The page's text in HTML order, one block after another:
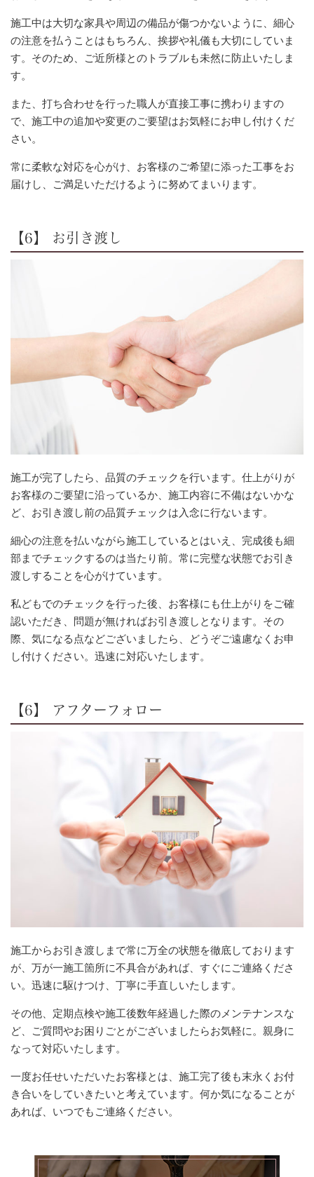
施工中は大切な家具や周辺の備品が傷つかないように、細心
の注意を払うことはもちろん、挨拶や礼儀も大切にしていま
す。そのため、ご近所様とのトラブルも未然に防止いたしま
す。
また、打ち合わせを行った職人が直接工事に携わりますの
で、施工中の追加や変更のご要望はお気軽にお申し付けくだ
さい。
常に柔軟な対応を心がけ、お客様のご希望に添った工事をお
届けし、ご満足いただけるように努めてまいります。
【6】 お引き渡し
施工が完了したら、品質のチェックを行います。仕上がりが
お客様のご要望に沿っているか、施工内容に不備はないかな
ど、お引き渡し前の品質チェックは入念に行ないます。
細心の注意を払いながら施工しているとはいえ、完成後も細
部までチェックするのは当たり前。常に完璧な状態でお引き
渡しすることを心がけています。
私どもでのチェックを行った後、お客様にも仕上がりをご確
認いただき、問題が無ければお引き渡しとなります。その
際、気になる点などございましたら、どうぞご遠慮なくお申
し付けください。迅速に対応いたします。
【6】 アフターフォロー
施工からお引き渡しまで常に万全の状態を徹底しております
が、万が一施工箇所に不具合があれば、すぐにご連絡くださ
い。迅速に駆けつけ、丁寧に手直しいたします。
その他、定期点検や施工後数年経過した際のメンテナンスな
ど、ご質問やお困りごとがございましたらお気軽に。親身に
なって対応いたします。
一度お任せいただいたお客様とは、施工完了後も末永くお付
き合いをしていきたいと考えています。何か気になることが
あれば、いつでもご連絡ください。